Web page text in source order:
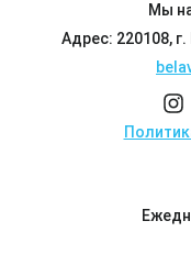
Мы
Адрес: 220108,